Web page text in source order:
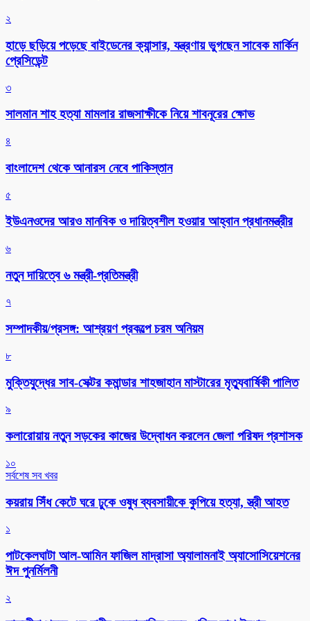
২
হাড়ে ছড়িয়ে পড়েছে বাইডেনের ক্যান্সার, যন্ত্রণায় ভুগছেন সাবেক মার্কিন
প্রেসিডেন্ট
৩
সালমান শাহ হত্যা মামলার রাজসাক্ষীকে নিয়ে শাবনূরের ক্ষোভ
৪
বাংলাদেশ থেকে আনারস নেবে পাকিস্তান
৫
ইউএনওদের আরও মানবিক ও দায়িত্বশীল হওয়ার আহ্বান প্রধানমন্ত্রীর
৬
নতুন দায়িত্বে ৬ মন্ত্রী-প্রতিমন্ত্রী
৭
সম্পাদকীয়/প্রসঙ্গ: আশ্রয়ণ প্রকল্পে চরম অনিয়ম
৮
মুক্তিযুদ্ধের সাব-সেক্টর কমান্ডার শাহজাহান মাস্টারের মৃত্যুবার্ষিকী পালিত
৯
কলারোয়ায় নতুন সড়কের কাজের উদ্বোধন করলেন জেলা পরিষদ প্রশাসক
১০
সর্বশেষ সব খবর
কয়রায় সিঁধ কেটে ঘরে ঢুকে ওষুধ ব্যবসায়ীকে কুপিয়ে হত্যা, স্ত্রী আহত
১
পাটকেলঘাটা আল-আমিন ফাজিল মাদ্রাসা অ্যালামনাই অ্যাসোসিয়েশনের
ঈদ পুনর্মিলনী
২